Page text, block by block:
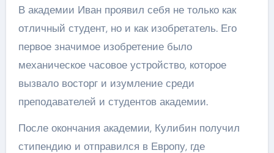
В академии Иван проявил себя не только как
отличный студент, но и как изобретатель. Его
первое значимое изобретение было
механическое часовое устройство, которое
вызвало восторг и изумление среди
преподавателей и студентов академии.
После окончания академии, Кулибин получил
стипендию и отправился в Европу, где